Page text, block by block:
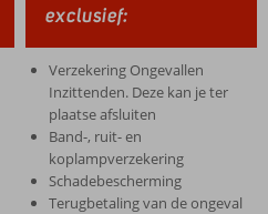
exclusief:
Verzekering Ongevallen
Inzittenden. Deze kan je ter
plaatse afsluiten
Band-, ruit- en
koplampverzekering
Schadebescherming
Terugbetaling van de ongeval